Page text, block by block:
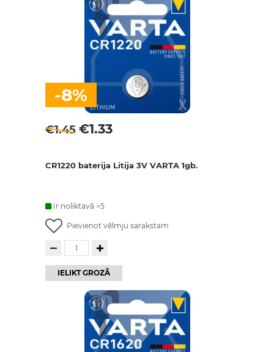
-8%
€1.45 €1.33
CR1220 baterija Litija 3V VARTA 1gb.
Ir noliktavā >5
Pievienot vēlmju sarakstam
IELIKT GROZĀ